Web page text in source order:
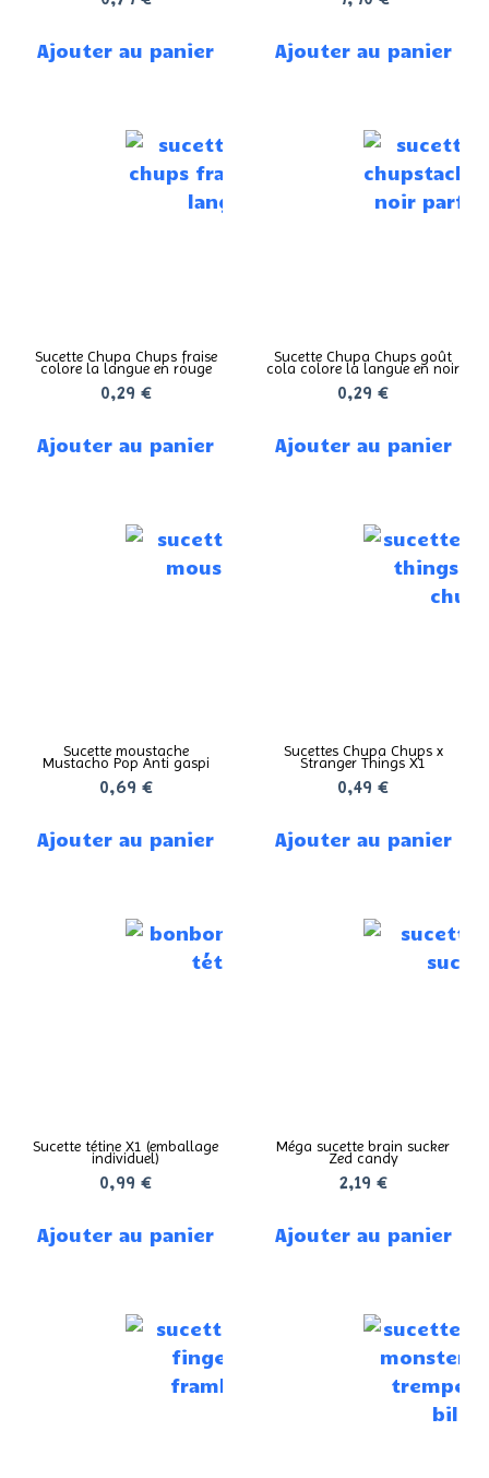
Ajouter au panier Ajouter au panier
Sucette Chupa Chups fraise
colore la langue en rouge
0,29 €
Ajouter au panier
Sucette Chupa Chups goût
cola colore la langue en noir
0,29€
Ajouter au panier
Sucette moustache
Mustacho Pop Anti gaspi
0,69 €
Ajouter au panier
Sucettes Chupa Chups x
Stranger Things X1
0,49€
Ajouter au panier
Sucette tétine X1 (emballage
individuel)
0,99€
Ajouter au panier
Méga sucette brain sucker
Zed candy
2,19 €
Ajouter au panier